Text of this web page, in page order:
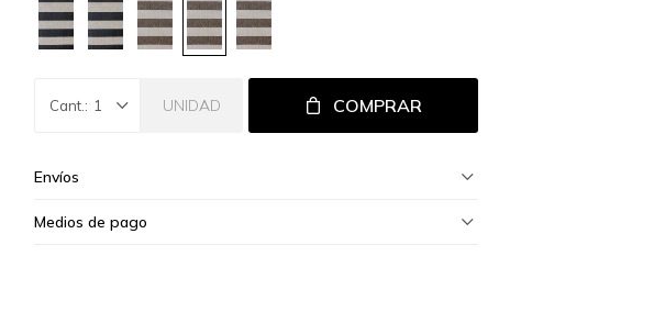
1 UNIDAD COMPRAR
Envíos
Medios de pago